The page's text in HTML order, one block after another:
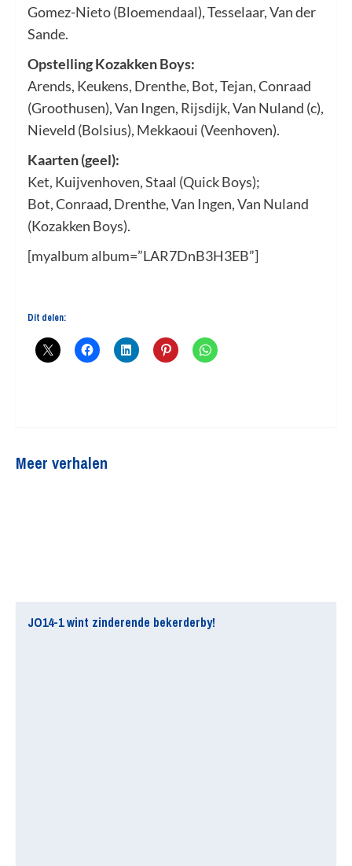
Gomez-Nieto (Bloemendaal), Tesselaar, Van der
Sande.
Opstelling Kozakken Boys:
Arends, Keukens, Drenthe, Bot, Tejan, Conraad
(Groothusen), Van Ingen, Rijsdijk, Van Nuland (c),
Nieveld (Bolsius), Mekkaoui (Veenhoven).
Kaarten (geel):
Ket, Kuijvenhoven, Staal (Quick Boys);
Bot, Conraad, Drenthe, Van Ingen, Van Nuland
(Kozakken Boys).
[myalbum album=”LAR7DnB3H3EB”]
Dit delen:
Meer verhalen
JO14-1 wint zinderende bekerderby!